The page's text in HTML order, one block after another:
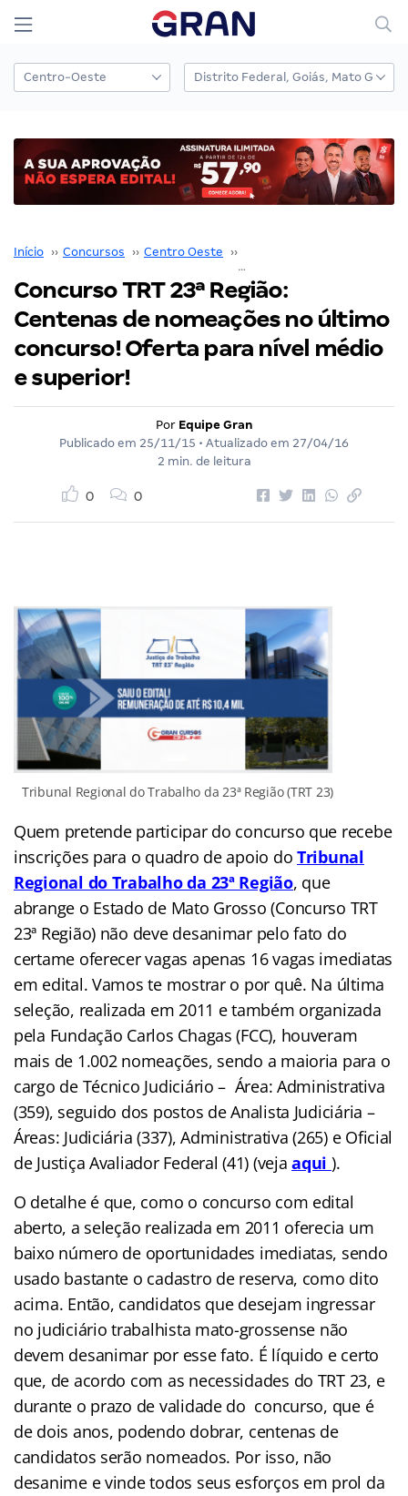
Início ›› Concursos ›› Centro Oeste ››
Concurso TRT 23ª Região:
Centenas de nomeações no último
concurso! Oferta para nível médio
e superior!
Por Equipe Gran
Publicado em 25/11/15 • Atualizado em 27/04/16
2 min. de leitura
0 0
Tribunal Regional do Trabalho da 23ª Região (TRT 23)
Quem pretende participar do concurso que recebe
inscrições para o quadro de apoio doTribunal
Regional do Trabalho da 23ª Região, que
abrange o Estado de Mato Grosso (Concurso TRT
23ª Região) não deve desanimar pelo fato do
certame oferecer vagas apenas 16 vagas imediatas
em edital. Vamos te mostrar o por quê. Na última
seleção, realizada em 2011 e também organizada
pela Fundação Carlos Chagas (FCC), houveram
mais de 1.002 nomeações, sendo a maioria para o
cargo de Técnico Judiciário – Área: Administrativa
(359), seguido dos postos de Analista Judiciária –
Áreas: Judiciária (337), Administrativa (265) e Oficial
de Justiça Avaliador Federal (41) (vejaaqui ).
O detalhe é que, como o concurso com edital
aberto, a seleção realizada em 2011 oferecia um
baixo número de oportunidades imediatas, sendo
usado bastante o cadastro de reserva, como dito
acima. Então, candidatos que desejam ingressar
no judiciário trabalhista mato-grossense não
devem desanimar por esse fato. É líquido e certo
que, de acordo com as necessidades do TRT 23, e
durante o prazo de validade do concurso, que é
de dois anos, podendo dobrar, centenas de
candidatos serão nomeados. Por isso, não
desanime e vinde todos seus esforços em prol da